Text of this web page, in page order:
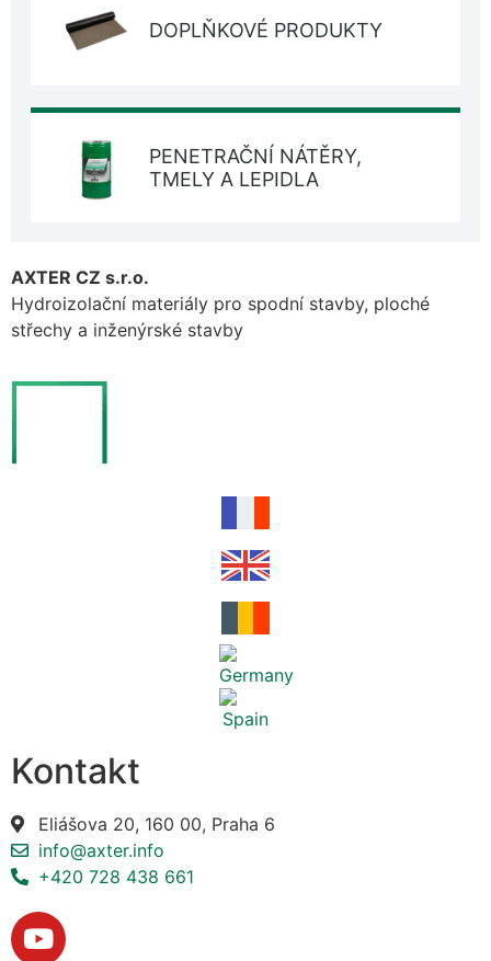
DOPLŇKOVÉ PRODUKTY
PENETRAČNÍ NÁTĚRY,
TMELY A LEPIDLA
AXTER CZ s.r.o.
Hydroizolační materiály pro spodní stavby, ploché
střechy a inženýrské stavby
Kontakt
Eliášova 20, 160 00, Praha 6
info@axter.info
+420 728 438 661